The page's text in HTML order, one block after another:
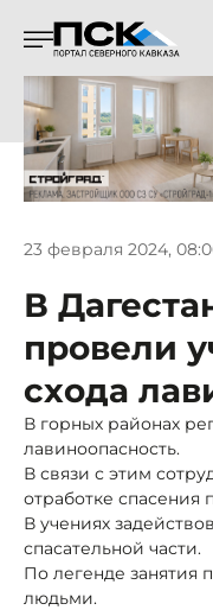
23 февраля 2024,
В
провели
схода
В горных районах
лавиноопасность.
В связи с этим
отработке спасения
В учениях
спасательной части.
По легенде занятия
людьми.